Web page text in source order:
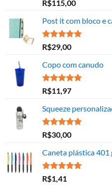
Avaliação
5.00
de 5
R$115,00
Post it com bloco e
Avaliação
5.00
de 5
R$29,00
Copo com canudo
Avaliação
5.00
de 5
R$11,97
Squeeze
Avaliação
5.00
de 5
R$30,00
Caneta plástica
Avaliação
5.00 de 5
R$1,41